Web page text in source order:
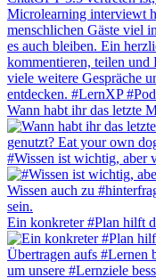
Wann habt ihr das letzte
#Wissen ist wichtig, aber
Ein konkreter #Plan hilft